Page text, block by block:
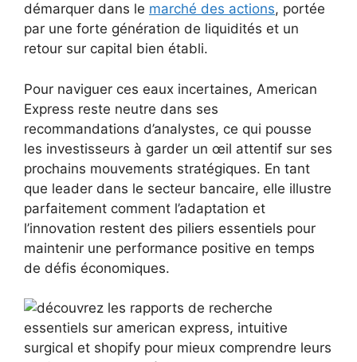
démarquer dans le marché des actions, portée
par une forte génération de liquidités et un
retour sur capital bien établi.
Pour naviguer ces eaux incertaines, American
Express reste neutre dans ses
recommandations d’analystes, ce qui pousse
les investisseurs à garder un œil attentif sur ses
prochains mouvements stratégiques. En tant
que leader dans le secteur bancaire, elle illustre
parfaitement comment l’adaptation et
l’innovation restent des piliers essentiels pour
maintenir une performance positive en temps
de défis économiques.